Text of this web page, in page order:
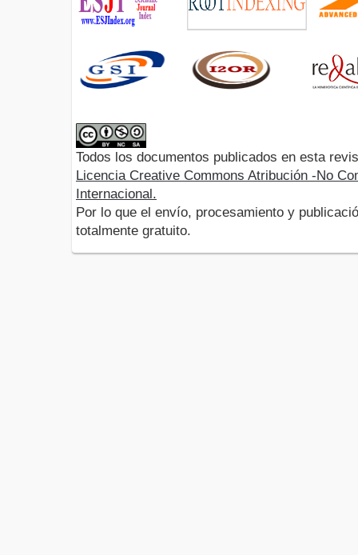
Todos los documentos publicados en esta
Licencia Creative Commons Atribución -No
Internacional.
Por lo que el envío, procesamiento y
totalmente gratuito.